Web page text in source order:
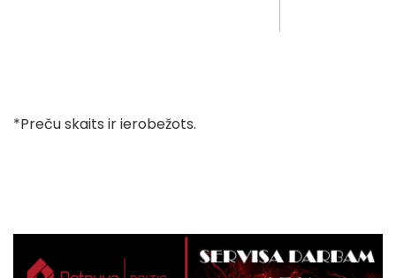
*Preču skaits ir ierobežots.